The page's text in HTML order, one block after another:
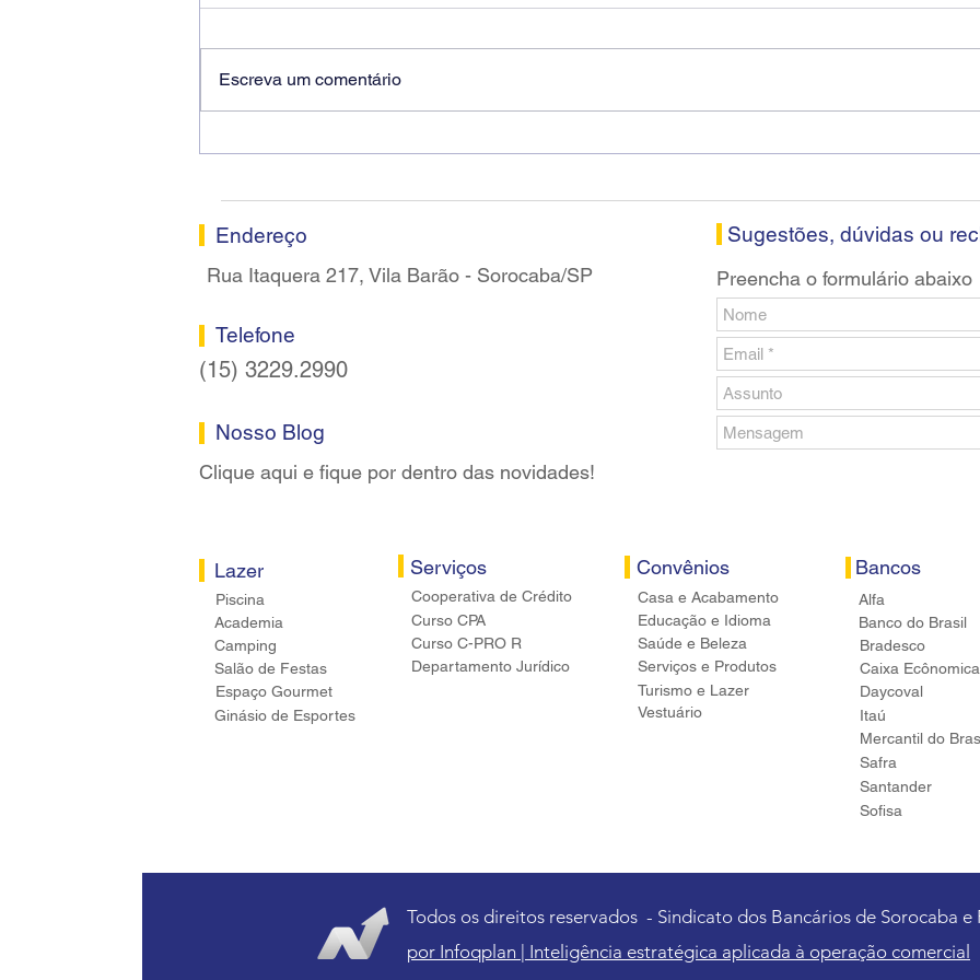
Escreva um comentário
Endereço
Rua Itaquera 217, Vila Barão - Sorocaba/SP
Telefone
(15) 3229.2990
Nosso Blog
Clique aqui e fique por dentro das novidades!
Lazer
Piscina
Academia
Camping
Salão de Festas
Espaço Gourmet
Ginásio de Esportes
Serviços
Cooperativa de Crédito
Curso CPA
Curso C-PRO R
Departamento Jurídico
Sugestões, dúvidas ou
Preencha o formulário abaixo
Convênios
Casa e Acabamento
Educação e Idioma
Saúde e Beleza
Serviços e Produtos
Turismo e Lazer
Vestuário
Bancos
Alfa
Banco do Brasil
Bradesco
Caixa
Daycoval
Itaú
Mercantil do
Safra
Santander
Sofisa
Todos os direitos reservados - Sindicato dos Bancários de Sorocaba
por Infoqplan | Inteligência estratégica aplicada à operação comercial